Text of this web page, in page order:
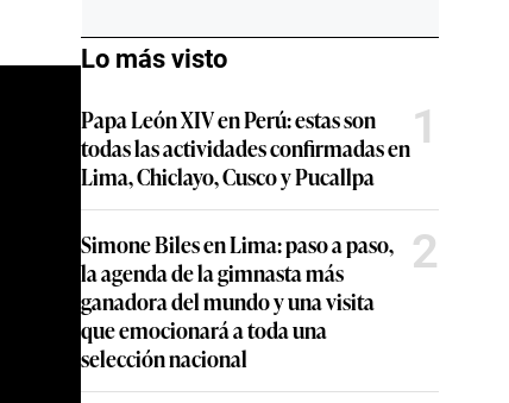
Lo más visto
Papa León XIV en Perú: estas son
todas las actividades confirmadas en
Lima, Chiclayo, Cusco y Pucallpa
1
Simone Biles en Lima: paso a paso,
la agenda de la gimnasta más
ganadora del mundo y una visita
que emocionará a toda una
selección nacional
2